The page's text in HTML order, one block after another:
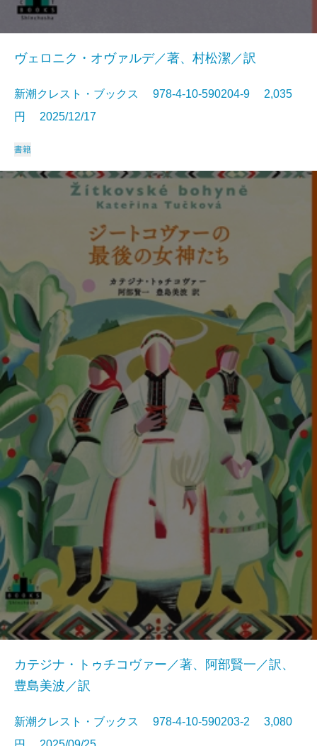
ヴェロニク・オヴァルデ／著、村松潔／訳
新潮クレスト・ブックス 978-4-10-590204-9 2,035
円 2025/12/17
書籍
カテジナ・トゥチコヴァー／著、阿部賢一／訳、
豊島美波／訳
新潮クレスト・ブックス 978-4-10-590203-2 3,080